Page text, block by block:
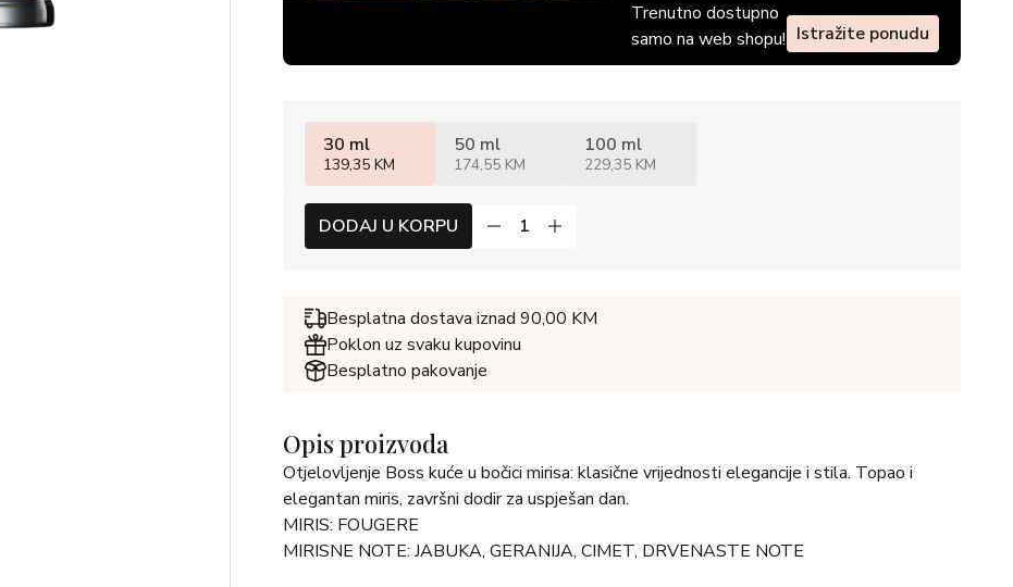
Trenutno dostupno
samo na web shopu! Istražite ponudu
30 ml
139,35 KM
50 ml
174,55 KM
100 ml
229,35 KM
DODAJ U KORPU
Besplatna dostava iznad 90,00 KM
Poklon uz svaku kupovinu
Besplatno pakovanje
Opis proizvoda
Otjelovljenje Boss kuće u bočici mirisa: klasične vrijednosti elegancije i stila. Topao i
elegantan miris, završni dodir za uspješan dan.
MIRIS: FOUGERE
MIRISNE NOTE: JABUKA, GERANIJA, CIMET, DRVENASTE NOTE